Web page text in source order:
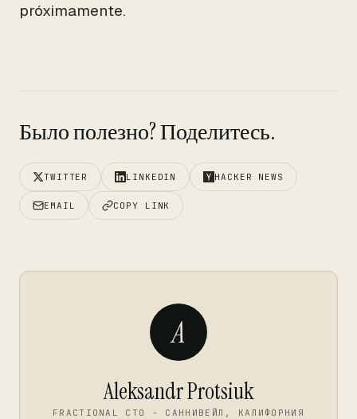
próximamente.
Было полезно? Поделитесь.
TWITTER LINKEDIN HACKER NEWS
EMAIL COPY LINK
A
Aleksandr Protsiuk
FRACTIONAL CTO - САННИВЕЙЛ, КАЛИФОРНИЯ